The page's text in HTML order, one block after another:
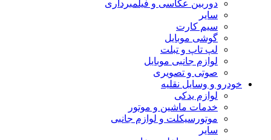
دوربین عکاسی و فیلمبرداری
سایر
سیم کارت
گوشی موبایل
لپ تاپ و تبلت
لوازم جانبی موبایل
صوتی و تصویری
خودرو و وسایل نقلیه
لوازم یدکی
خدمات ماشین و موتور
موتورسیکلت و لوازم جانبی
سایر